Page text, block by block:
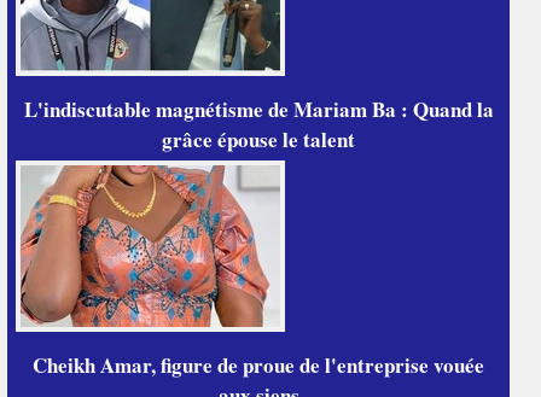
L'indiscutable magnétisme de Mariam Ba : Quand la
grâce épouse le talent
Cheikh Amar, figure de proue de l'entreprise vouée